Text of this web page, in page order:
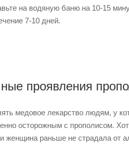
на водяную баню на 10-15
7-10 дней.
проявления
медовое лекарство людям, у
осторожным с прополисом.
женщина раньше не страдала от